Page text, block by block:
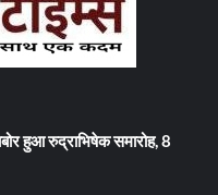
हुआ रुद्राभिषेक समारोह, 8